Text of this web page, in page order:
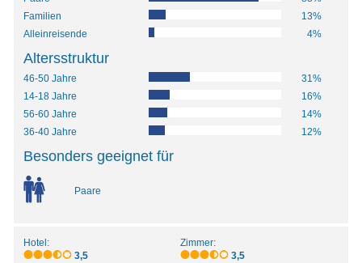
Familien
13%
Alleinreisende
4%
Altersstruktur
46-50 Jahre
31%
14-18 Jahre
16%
56-60 Jahre
14%
36-40 Jahre
12%
Besonders geeignet für
Paare
Hotel:
3,5
Zimmer:
3,5